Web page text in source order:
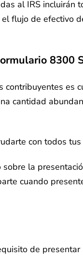
al IRS
flujo de efectivo
8300
es
cantidad
con todos
la
cuando
de